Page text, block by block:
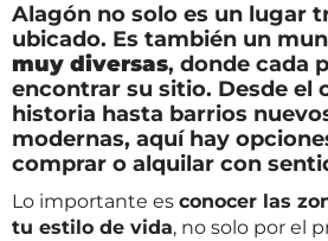
Alagón no solo es un lugar
ubicado. Es también un
muy diversas, donde cada
encontrar su sitio. Desde el
historia hasta barrios
modernas, aquí hay
comprar o alquilar con
Lo importante es conocer las
tu estilo de vida, no solo por el